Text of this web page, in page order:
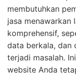
membutuhkan
jasa menawarkan
komprehensif,
data berkala, dan
terjadi masalah.
website Anda